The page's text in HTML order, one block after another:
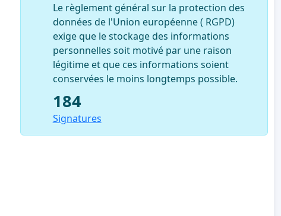
Le règlement général sur la protection des
données de l'Union européenne ( RGPD)
exige que le stockage des informations
personnelles soit motivé par une raison
légitime et que ces informations soient
conservées le moins longtemps possible.
184
Signatures